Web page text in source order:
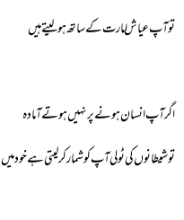
تو آپ عیاش امارت کے ساتھ ہولیتے ہیں
اگر آپ انسان ہونے پر نہیں ہوتے آمادہ
تو شیطانوں کی ٹولی آپ کو شمار کرلیتی ہے خود میں